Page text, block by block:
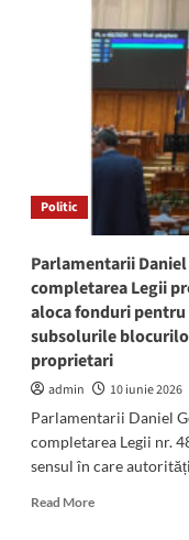
Politic
Parlamentarii
completarea Legii
aloca fonduri
subsolurile
proprietari
admin
10 iunie 2026
Parlamentarii Daniel
completarea Legii nr.
sensul în care
Read MoreRead